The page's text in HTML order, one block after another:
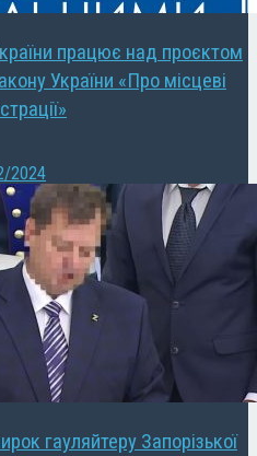
працює над проєктом
України «Про місцеві
2024
гауляйтеру Запорізької